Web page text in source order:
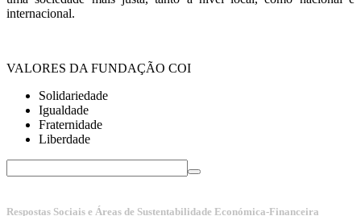
internacional.
VALORES DA FUNDAÇÃO COI
Solidariedade
Igualdade
Fraternidade
Liberdade
Respostas Sociais e Áreas de Sustentabilidade Económica-Financeira